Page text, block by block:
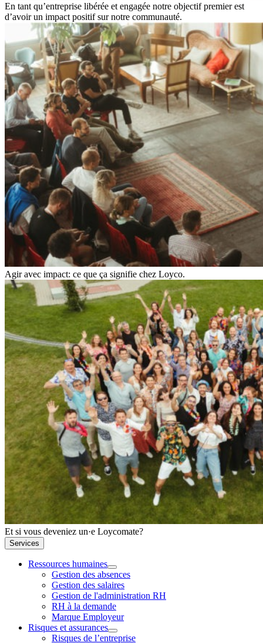
En tant qu’entreprise libérée et engagée notre objectif premier est
d’avoir un impact positif sur notre communauté.
Agir avec impact: ce que ça signifie chez Loyco.
Et si vous deveniez un·e Loycomate?
Services
Ressources humaines
Gestion des absences
Gestion des salaires
Gestion de l'administration RH
RH à la demande
Marque Employeur
Risques et assurances
Risques de l’entreprise